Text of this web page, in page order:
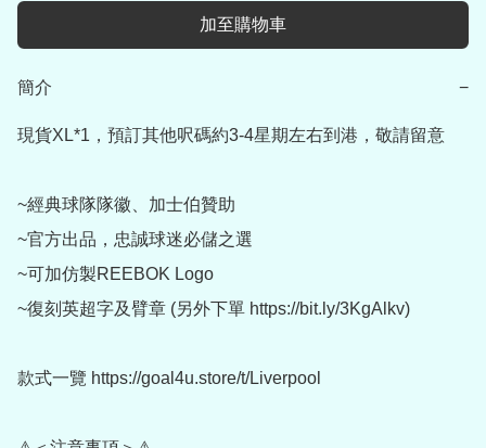
加至購物車
簡介 −
現貨XL*1，預訂其他呎碼約3-4星期左右到港，敬請留意
~經典球隊隊徽、加士伯贊助
~官方出品，忠誠球迷必儲之選
~可加仿製REEBOK Logo
~復刻英超字及臂章 (另外下單 https://bit.ly/3KgAlkv)
款式一覽 https://goal4u.store/t/Liverpool